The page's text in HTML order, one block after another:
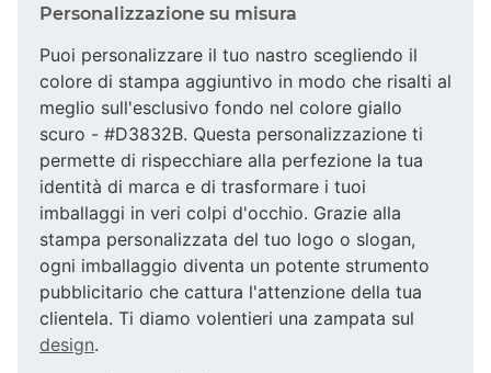
Personalizzazione su misura
Puoi personalizzare il tuo nastro scegliendo il
colore di stampa aggiuntivo in modo che risalti al
meglio sull'esclusivo fondo nel colore giallo
scuro - #D3832B. Questa personalizzazione ti
permette di rispecchiare alla perfezione la tua
identità di marca e di trasformare i tuoi
imballaggi in veri colpi d'occhio. Grazie alla
stampa personalizzata del tuo logo o slogan,
ogni imballaggio diventa un potente strumento
pubblicitario che cattura l'attenzione della tua
clientela. Ti diamo volentieri una zampata sul
design.